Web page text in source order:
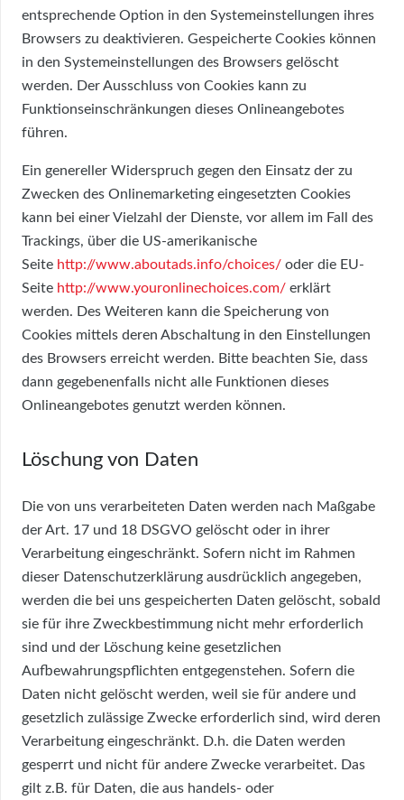
entsprechende Option in den Systemeinstellungen ihres
Browsers zu deaktivieren. Gespeicherte Cookies können
in den Systemeinstellungen des Browsers gelöscht
werden. Der Ausschluss von Cookies kann zu
Funktionseinschränkungen dieses Onlineangebotes
führen.
Ein genereller Widerspruch gegen den Einsatz der zu
Zwecken des Onlinemarketing eingesetzten Cookies
kann bei einer Vielzahl der Dienste, vor allem im Fall des
Trackings, über die US-amerikanische
Seite http://www.aboutads.info/choices/ oder die EU-
Seite http://www.youronlinechoices.com/ erklärt
werden. Des Weiteren kann die Speicherung von
Cookies mittels deren Abschaltung in den Einstellungen
des Browsers erreicht werden. Bitte beachten Sie, dass
dann gegebenenfalls nicht alle Funktionen dieses
Onlineangebotes genutzt werden können.
Löschung von Daten
Die von uns verarbeiteten Daten werden nach Maßgabe
der Art. 17 und 18 DSGVO gelöscht oder in ihrer
Verarbeitung eingeschränkt. Sofern nicht im Rahmen
dieser Datenschutzerklärung ausdrücklich angegeben,
werden die bei uns gespeicherten Daten gelöscht, sobald
sie für ihre Zweckbestimmung nicht mehr erforderlich
sind und der Löschung keine gesetzlichen
Aufbewahrungspflichten entgegenstehen. Sofern die
Daten nicht gelöscht werden, weil sie für andere und
gesetzlich zulässige Zwecke erforderlich sind, wird deren
Verarbeitung eingeschränkt. D.h. die Daten werden
gesperrt und nicht für andere Zwecke verarbeitet. Das
gilt z.B. für Daten, die aus handels- oder